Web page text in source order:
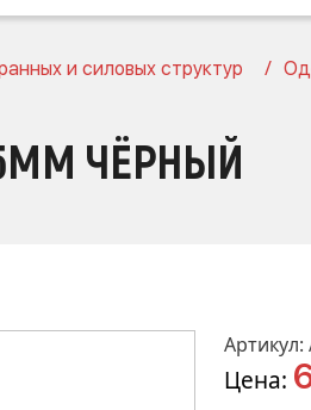
и силовых структур
ЧЁРНЫЙ
Артикул:
Цена: